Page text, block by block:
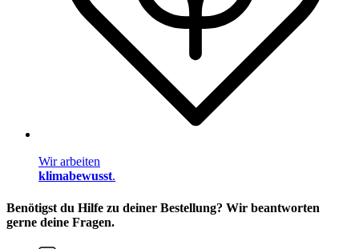
Wir arbeiten
klimabewusst.
Benötigst du Hilfe zu deiner Bestellung? Wir beantworten
gerne deine Fragen.